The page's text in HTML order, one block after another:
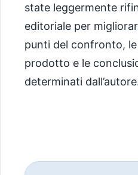
state leggermente
editoriale per
punti del confronto,
prodotto e le
determinati